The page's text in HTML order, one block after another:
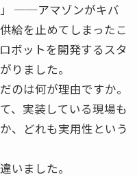
」 ──アマゾンがキバ
給を止めてしまったこ
ボットを開発するスタ
りました。
のは何が理由ですか。
、実装している現場も
、どれも実用性という
いました。